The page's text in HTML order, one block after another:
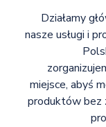
Działamy
nasze usługi i
miejsce, abyś
produktów bez